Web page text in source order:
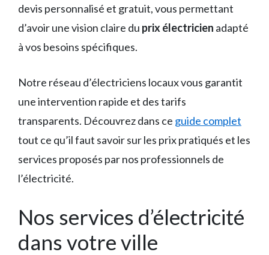
devis personnalisé et gratuit, vous permettant
d’avoir une vision claire du prix électricien adapté
à vos besoins spécifiques.
Notre réseau d’électriciens locaux vous garantit
une intervention rapide et des tarifs
transparents. Découvrez dans ce guide complet
tout ce qu’il faut savoir sur les prix pratiqués et les
services proposés par nos professionnels de
l’électricité.
Nos services d’électricité
dans votre ville